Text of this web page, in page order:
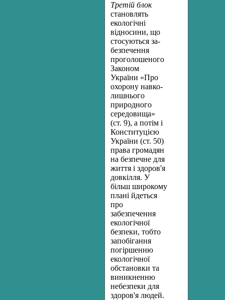
Третій блок
становлять
екологічні
відносини, що
стосуються за­
безпечення
проголошеного
Законом
України «Про
охорону навко­
лишнього
природного
середовища»
(ст. 9), а потім і
Конституцією
України (ст. 50)
права громадян
на безпечне для
життя і здоров'я
довкілля. У
більш широкому
плані йдеться
про
забезпечення
еко­логічної
безпеки, тобто
запобігання
погіршенню
екологічної
обста­новки та
виникненню
небезпеки для
здоров'я людей.